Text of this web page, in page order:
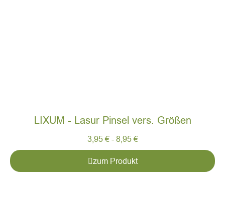
LIXUM - Lasur Pinsel vers. Größen
3,95 € - 8,95 €
zum Produkt